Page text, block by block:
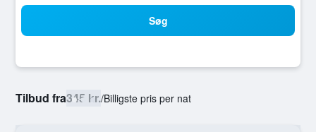
Søg
Tilbud fra345 kr./Billigste pris per nat